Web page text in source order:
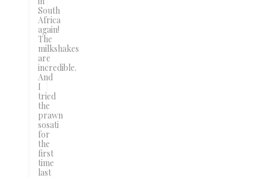
South
Africa
again!
The
milkshakes
are
incredible.
And
I
tried
the
prawn
sosati
for
the
first
time
last